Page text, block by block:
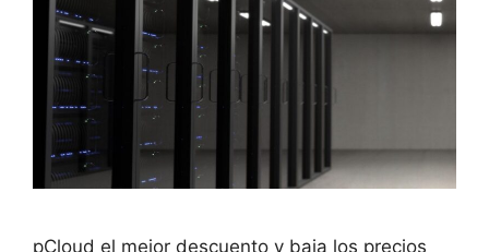
pCloud el mejor descuento y baja los precios